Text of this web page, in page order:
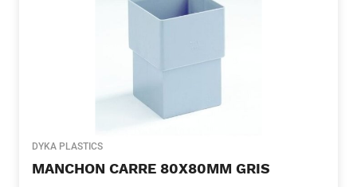
DYKA PLASTICS
MANCHON CARRE 80X80MM GRIS